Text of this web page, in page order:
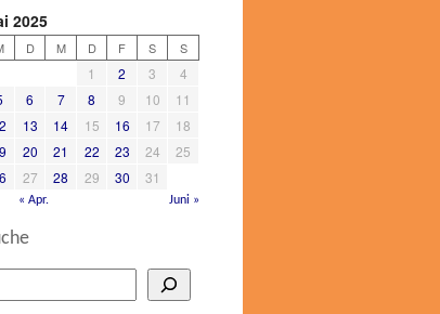
2025
D M D F S S
1 2 3
4
6 7 8 9 10
11
13 14 15 16 17
18
20 21 22 23 24
25
27 28 29 30 31
« Apr. Juni »